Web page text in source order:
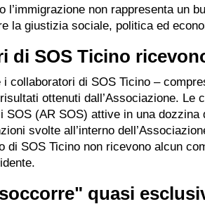
l’immigrazione non rappresenta un
la giustizia sociale, politica ed
di SOS Ticino
collaboratori di SOS Ticino –
ottenuti dall’Associazione.
SOS (AR SOS) attive in una
svolte all’interno
di SOS Ticino non ricevono alcun
quasi